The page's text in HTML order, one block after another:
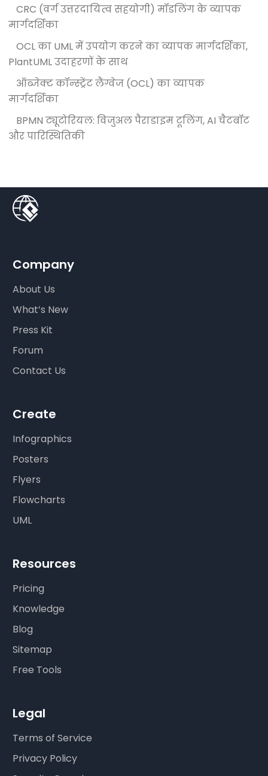
CRC (वर्ग उत्तरदायित्व सहयोगी) मॉडलिंग के व्यापक
मार्गदर्शिका
OCL का UML में उपयोग करने का व्यापक मार्गदर्शिका,
PlantUML उदाहरणों के साथ
ऑब्जेक्ट कॉन्स्ट्रेंट लैंग्वेज (OCL) का व्यापक
मार्गदर्शिका
BPMN ट्यूटोरियल: विजुअल पैराडाइम टूलिंग, AI चैटबॉट
और पारिस्थितिकी
Company
About Us
What’s New
Press Kit
Forum
Contact Us
Create
Infographics
Posters
Flyers
Flowcharts
UML
Resources
Pricing
Knowledge
Blog
Sitemap
Free Tools
Legal
Terms of Service
Privacy Policy